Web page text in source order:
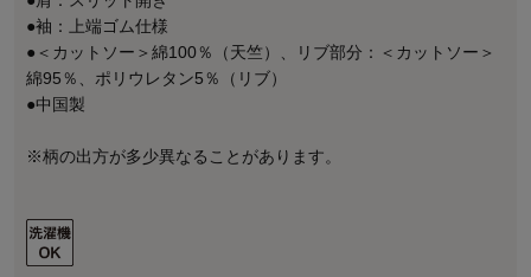
●袖：上端ゴム仕様
●＜カットソー＞綿100％（天竺）、リブ部分：＜カットソー＞
綿95％、ポリウレタン5％（リブ）
●中国製
※柄の出方が多少異なることがあります。